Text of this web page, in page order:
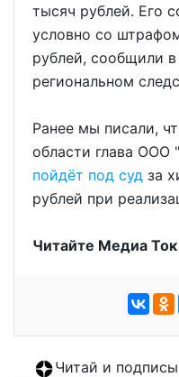
тысяч рублей. Его
условно со
рублей, сообщили
региональном
Ранее мы писали,
области глава ООО
пойдёт под суд за
рублей при
Читайте Медиа Ток
Читай и